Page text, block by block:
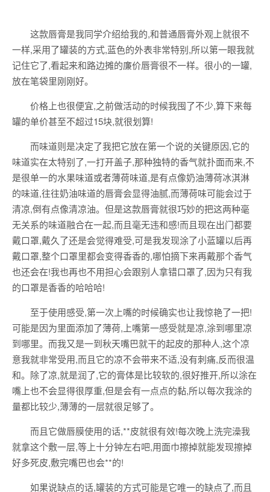
这款唇膏是我同学介绍给我的,和普通唇膏外观上就很不
一样,采用了罐装的方式,蓝色的外表非常特别,所以第一眼我就
记住它了,看起来和路边摊的廉价唇膏很不一样。很小的一罐,
放在笔袋里刚刚好。
价格上也很便宜,之前做活动的时候我囤了不少,算下来每
罐的单价甚至不超过15块,就很划算!
而味道则是决定了我把它放在第一个说的关键原因,它的
味道实在太特别了,一打开盖子,那种独特的香气就扑面而来,不
是很单一的水果味道或者薄荷味道,是有点像奶油薄荷冰淇淋
的味道,往往奶油味道的唇膏会显得油腻,而薄荷味可能会过于
清凉,倒有点像清凉油。但是这款唇膏就很巧妙的把这两种毫
无关系的味道融合在一起,而且毫无违和感!而且现在出门都要
戴口罩,戴久了还是会觉得难受,可是我发现涂了小蓝罐以后再
戴口罩,整个口罩里都会变得香香的,哪怕摘下来再戴那个香气
也还会在!我也再也不用担心会跟别人拿错口罩了,因为只有我
的口罩是香香的哈哈哈!
至于使用感受,第一次上嘴的时候确实也让我惊艳了一把!
可能是因为里面添加了薄荷,上嘴第一感受就是凉,涂到哪里凉
到哪里。而我又是一到秋天嘴巴就干的起皮的那种人,这个凉
意我就非常受用,而且它的凉不会带来不适,没有刺痛,反而很温
和。除了凉,就是润了,它的膏体是比较软的,很好推开,所以涂在
嘴上也不会显得很厚重,但是会有一点点的黏,所以每次我涂的
量都比较少,薄薄的一层就很足够了。
而且它做唇膜使用的话,**皮就很有效!每次晚上洗完澡我
就拿这个敷一层,等上十分钟左右吧,用面巾擦掉就能发现擦掉
好多死皮,敷完嘴巴也会**的!
如果说缺点的话,罐装的方式可能是它唯一的缺点了,而且